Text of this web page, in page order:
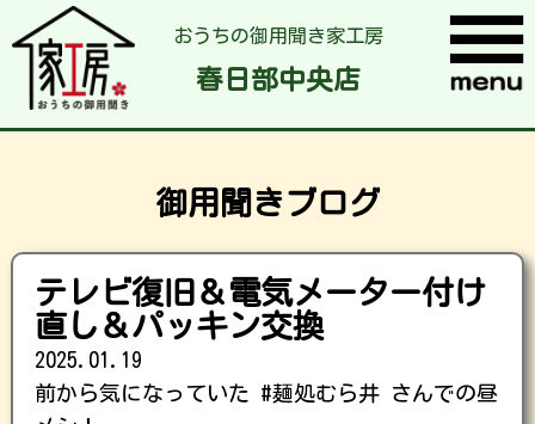
おうちの御用聞き家工房
春日部中央店
御用聞きブログ
テレビ復旧＆電気メーター付け
直し＆パッキン交換
2025.01.19
前から気になっていた #麺処むら井 さんでの昼